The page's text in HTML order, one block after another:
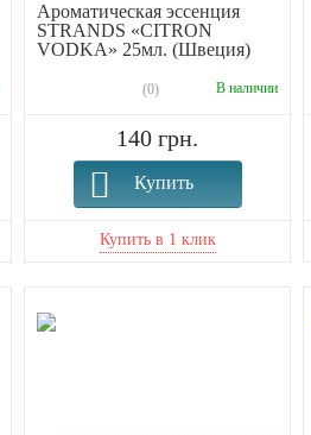
Ароматическая эссенция
STRANDS «CITRON
VODKA» 25мл. (Швеция)
(0) В наличии
140 грн.
Купить